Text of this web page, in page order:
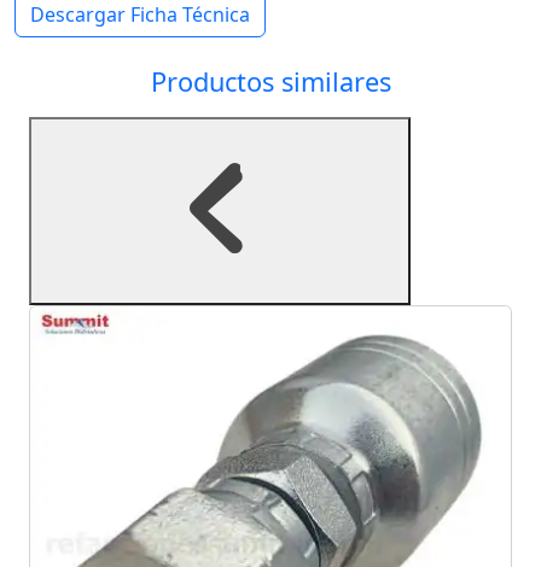
Descargar Ficha Técnica
Productos similares